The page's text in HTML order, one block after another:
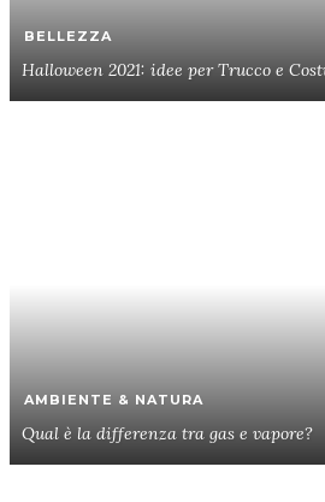
BELLEZZA
Halloween 2021: idee per Trucco e
AMBIENTE & NATURA
Qual è la differenza tra gas e vapore?